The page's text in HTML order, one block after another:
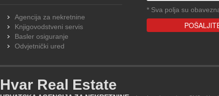
Agencija za nekretnine
Knjigovodstveni servis
Basler osiguranje
Odvjetnički ured
* Sva polja su
Hvar Real Estate